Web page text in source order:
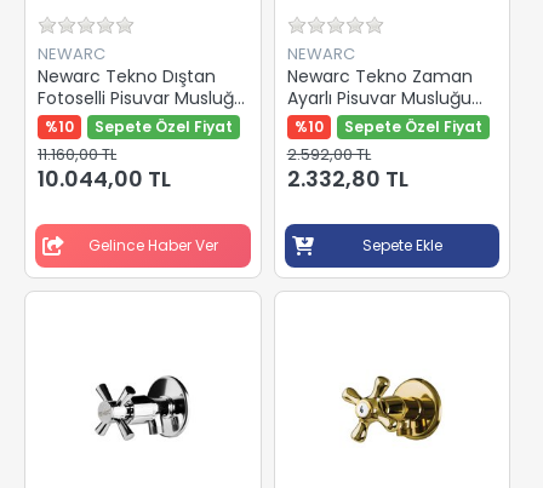
NEWARC
Newarc Tekno Dıştan
Fotoselli Pisuvar Musluğu
Pilli 511671
%10 Sepete Özel Fiyat
11.160,00 TL
10.044,00 TL
Gelince Haber Ver
NEWARC
Newarc Tekno Zaman
Ayarlı Pisuvar Musluğu
516006
%10 Sepete Özel Fiyat
2.592,00 TL
2.332,80 TL
Sepete Ekle